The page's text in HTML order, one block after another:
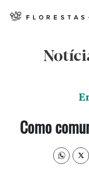
Como